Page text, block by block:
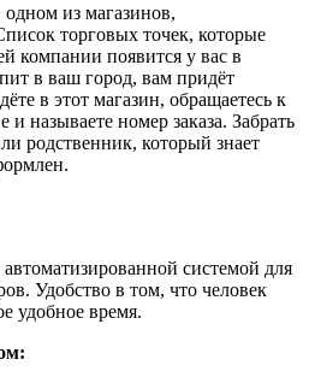
из магазинов,
торговых точек, которые
компании появится у вас в
в ваш город, вам придёт
в этот магазин, обращаетесь к
и называете номер заказа. Забрать
родственник, который знает
системой для
Удобство в том, что человек
удобное время.